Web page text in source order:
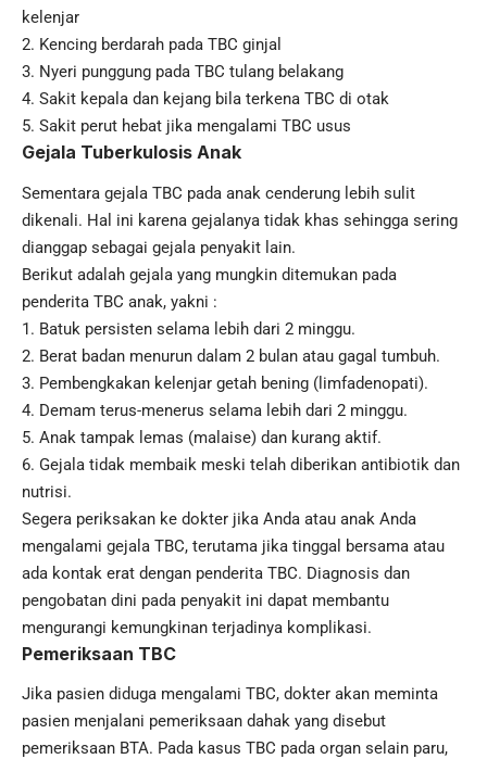
kelenjar
2. Kencing berdarah pada TBC ginjal
3. Nyeri punggung pada TBC tulang belakang
4. Sakit kepala dan kejang bila terkena TBC di otak
5. Sakit perut hebat jika mengalami TBC usus
Gejala Tuberkulosis Anak
Sementara gejala TBC pada anak cenderung lebih sulit
dikenali. Hal ini karena gejalanya tidak khas sehingga sering
dianggap sebagai gejala penyakit lain.
Berikut adalah gejala yang mungkin ditemukan pada
penderita TBC anak, yakni :
1. Batuk persisten selama lebih dari 2 minggu.
2. Berat badan menurun dalam 2 bulan atau gagal tumbuh.
3. Pembengkakan kelenjar getah bening (limfadenopati).
4. Demam terus-menerus selama lebih dari 2 minggu.
5. Anak tampak lemas (malaise) dan kurang aktif.
6. Gejala tidak membaik meski telah diberikan antibiotik dan
nutrisi.
Segera periksakan ke dokter jika Anda atau anak Anda
mengalami gejala TBC, terutama jika tinggal bersama atau
ada kontak erat dengan penderita TBC. Diagnosis dan
pengobatan dini pada penyakit ini dapat membantu
mengurangi kemungkinan terjadinya komplikasi.
Pemeriksaan TBC
Jika pasien diduga mengalami TBC, dokter akan meminta
pasien menjalani pemeriksaan dahak yang disebut
pemeriksaan BTA. Pada kasus TBC pada organ selain paru,